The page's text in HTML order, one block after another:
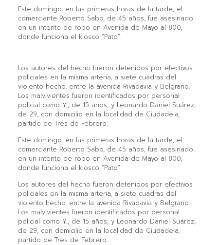
Este domingo, en las primeras horas de la tarde, el
comerciante Roberto Sabo, de 45 años, fue asesinado
en un intento de robo en Avenida de Mayo al 800,
donde funciona el kiosco “Pato”.
Los autores del hecho fueron detenidos por efectivos
policiales en la misma arteria, a siete cuadras del
violento hecho, entre la avenida Rivadavia y Belgrano.
Los malvivientes fueron identificados por personal
policial como Y., de 15 años, y Leonardo Daniel Suárez,
de 29, con domicilio en la localidad de Ciudadela,
partido de Tres de Febrero.
Este domingo, en las primeras horas de la tarde, el
comerciante Roberto Sabo, de 45 años, fue asesinado
en un intento de robo en Avenida de Mayo al 800,
donde funciona el kiosco “Pato”.
Los autores del hecho fueron detenidos por efectivos
policiales en la misma arteria, a siete cuadras del
violento hecho, entre la avenida Rivadavia y Belgrano.
Los malvivientes fueron identificados por personal
policial como Y., de 15 años, y Leonardo Daniel Suárez,
de 29, con domicilio en la localidad de Ciudadela,
partido de Tres de Febrero.